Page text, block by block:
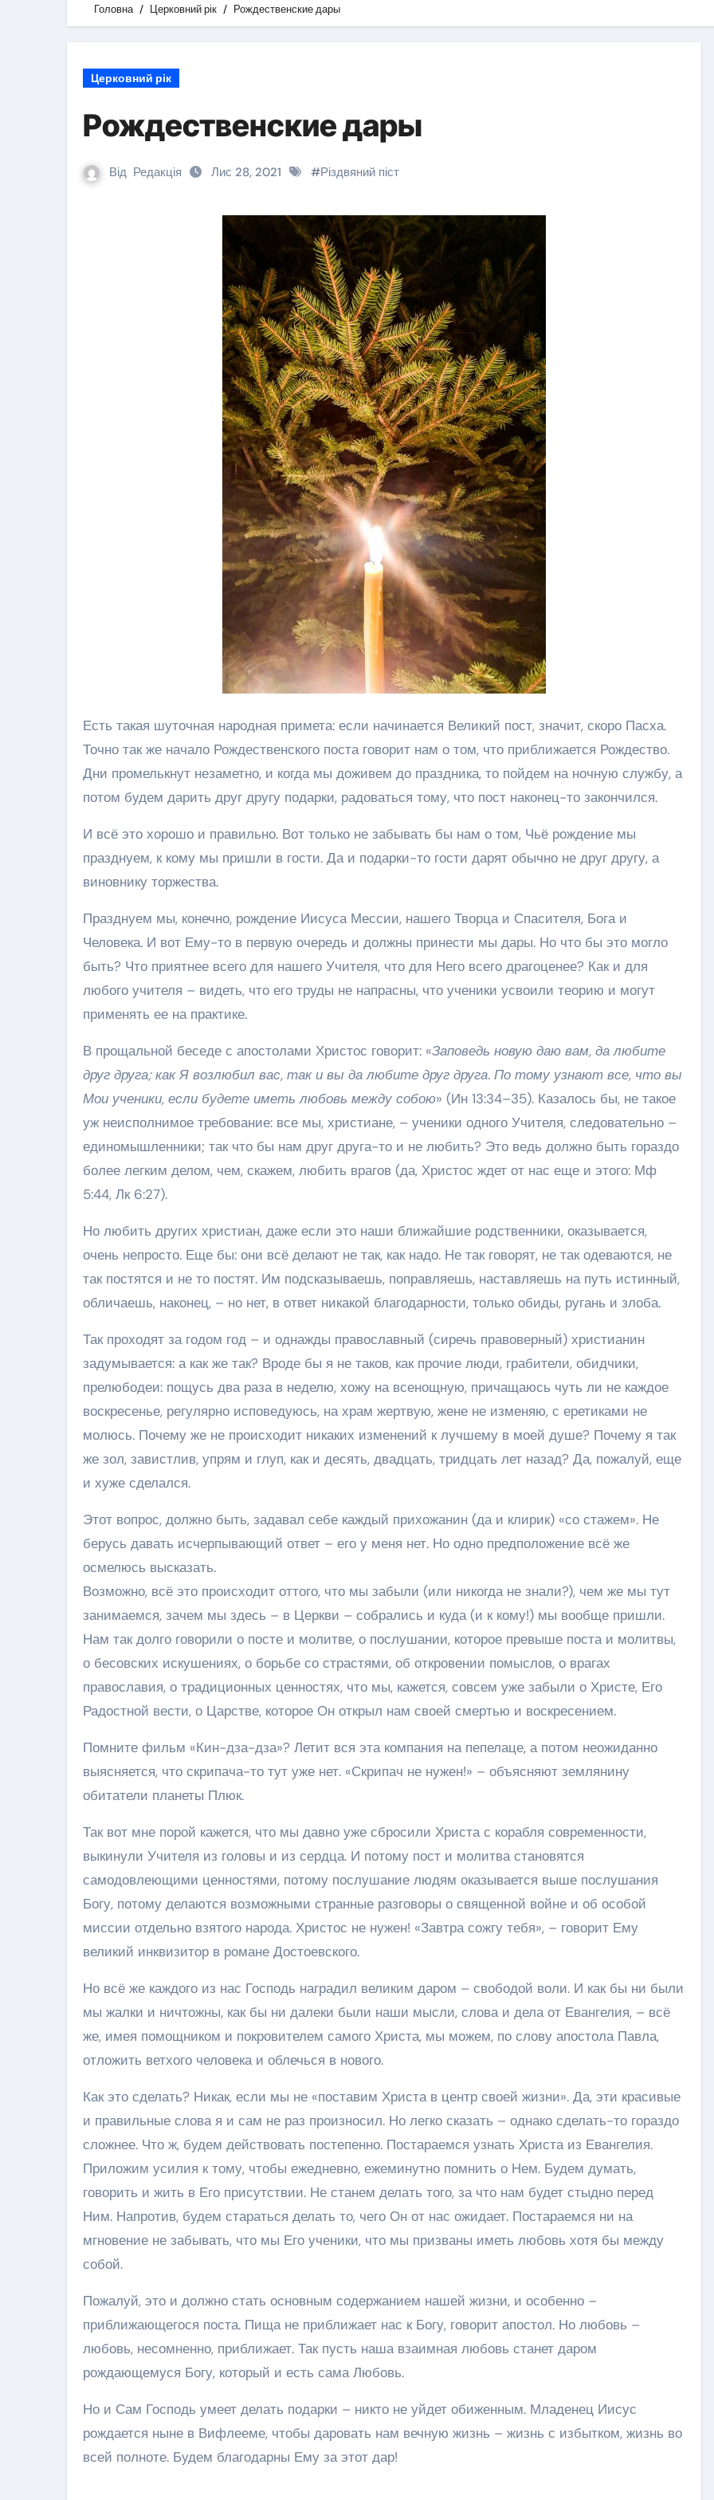
Головна Церковний рік Рождественские дары
Церковний рік
Рождественские дары
Від Редакція Лис 28, 2021 #Різдвяний піст
Есть такая шуточная народная примета: если начинается Великий пост, значит, скоро Пасха.
Точно так же начало Рождественского поста говорит нам о том, что приближается Рождество.
Дни промелькнут незаметно, и когда мы доживем до праздника, то пойдем на ночную службу, а
потом будем дарить друг другу подарки, радоваться тому, что пост наконец-то закончился.
И всё это хорошо и правильно. Вот только не забывать бы нам о том, Чьё рождение мы
празднуем, к кому мы пришли в гости. Да и подарки-то гости дарят обычно не друг другу, а
виновнику торжества.
Празднуем мы, конечно, рождение Иисуса Мессии, нашего Творца и Спасителя, Бога и
Человека. И вот Ему-то в первую очередь и должны принести мы дары. Но что бы это могло
быть? Что приятнее всего для нашего Учителя, что для Него всего драгоценее? Как и для
любого учителя – видеть, что его труды не напрасны, что ученики усвоили теорию и могут
применять ее на практике.
В прощальной беседе с апостолами Христос говорит: «Заповедь новую даю вам, да любите
друг друга; как Я возлюбил вас, так и вы да любите друг друга. По тому узнают все, что вы
Мои ученики, если будете иметь любовь между собою» (Ин 13:34–35). Казалось бы, не такое
уж неисполнимое требование: все мы, христиане, – ученики одного Учителя, следовательно –
единомышленники; так что бы нам друг друга-то и не любить? Это ведь должно быть гораздо
более легким делом, чем, скажем, любить врагов (да, Христос ждет от нас еще и этого: Мф
5:44, Лк 6:27).
Но любить других христиан, даже если это наши ближайшие родственники, оказывается,
очень непросто. Еще бы: они всё делают не так, как надо. Не так говорят, не так одеваются, не
так постятся и не то постят. Им подсказываешь, поправляешь, наставляешь на путь истинный,
обличаешь, наконец, – но нет, в ответ никакой благодарности, только обиды, ругань и злоба.
Так проходят за годом год – и однажды православный (сиречь правоверный) христианин
задумывается: а как же так? Вроде бы я не таков, как прочие люди, грабители, обидчики,
прелюбодеи: пощусь два раза в неделю, хожу на всенощную, причащаюсь чуть ли не каждое
воскресенье, регулярно исповедуюсь, на храм жертвую, жене не изменяю, с еретиками не
молюсь. Почему же не происходит никаких изменений к лучшему в моей душе? Почему я так
же зол, завистлив, упрям и глуп, как и десять, двадцать, тридцать лет назад? Да, пожалуй, еще
и хуже сделался.
Этот вопрос, должно быть, задавал себе каждый прихожанин (да и клирик) «со стажем». Не
берусь давать исчерпывающий ответ – его у меня нет. Но одно предположение всё же
осмелюсь высказать.
Возможно, всё это происходит оттого, что мы забыли (или никогда не знали?), чем же мы тут
занимаемся, зачем мы здесь – в Церкви – собрались и куда (и к кому!) мы вообще пришли.
Нам так долго говорили о посте и молитве, о послушании, которое превыше поста и молитвы,
о бесовских искушениях, о борьбе со страстями, об откровении помыслов, о врагах
православия, о традиционных ценностях, что мы, кажется, совсем уже забыли о Христе, Его
Радостной вести, о Царстве, которое Он открыл нам своей смертью и воскресением.
Помните фильм «Кин-дза-дза»? Летит вся эта компания на пепелаце, а потом неожиданно
выясняется, что скрипача-то тут уже нет. «Скрипач не нужен!» – объясняют землянину
обитатели планеты Плюк.
Так вот мне порой кажется, что мы давно уже сбросили Христа с корабля современности,
выкинули Учителя из головы и из сердца. И потому пост и молитва становятся
самодовлеющими ценностями, потому послушание людям оказывается выше послушания
Богу, потому делаются возможными странные разговоры о священной войне и об особой
миссии отдельно взятого народа. Христос не нужен! «Завтра сожгу тебя», – говорит Ему
великий инквизитор в романе Достоевского.
Но всё же каждого из нас Господь наградил великим даром – свободой воли. И как бы ни были
мы жалки и ничтожны, как бы ни далеки были наши мысли, слова и дела от Евангелия, – всё
же, имея помощником и покровителем самого Христа, мы можем, по слову апостола Павла,
отложить ветхого человека и облечься в нового.
Как это сделать? Никак, если мы не «поставим Христа в центр своей жизни». Да, эти красивые
и правильные слова я и сам не раз произносил. Но легко сказать – однако сделать-то гораздо
сложнее. Что ж, будем действовать постепенно. Постараемся узнать Христа из Евангелия.
Приложим усилия к тому, чтобы ежедневно, ежеминутно помнить о Нем. Будем думать,
говорить и жить в Его присутствии. Не станем делать того, за что нам будет стыдно перед
Ним. Напротив, будем стараться делать то, чего Он от нас ожидает. Постараемся ни на
мгновение не забывать, что мы Его ученики, что мы призваны иметь любовь хотя бы между
собой.
Пожалуй, это и должно стать основным содержанием нашей жизни, и особенно –
приближающегося поста. Пища не приближает нас к Богу, говорит апостол. Но любовь –
любовь, несомненно, приближает. Так пусть наша взаимная любовь станет даром
рождающемуся Богу, который и есть сама Любовь.
Но и Сам Господь умеет делать подарки – никто не уйдет обиженным. Младенец Иисус
рождается ныне в Вифлееме, чтобы даровать нам вечную жизнь – жизнь с избытком, жизнь во
всей полноте. Будем благодарны Ему за этот дар!